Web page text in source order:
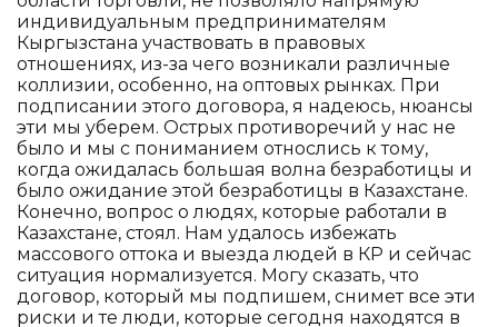
индивидуальным предпринимателям
Кыргызстана участвовать в правовых
отношениях, из-за чего возникали различные
коллизии, особенно, на оптовых рынках. При
подписании этого договора, я надеюсь, нюансы
эти мы уберем. Острых противоречий у нас не
было и мы с пониманием относлись к тому,
когда ожидалась большая волна безработицы и
было ожидание этой безработицы в Казахстане.
Конечно, вопрос о людях, которые работали в
Казахстане, стоял. Нам удалось избежать
массового оттока и выезда людей в КР и сейчас
ситуация нормализуется. Могу сказать, что
договор, который мы подпишем, снимет все эти
риски и те люди, которые сегодня находятся в